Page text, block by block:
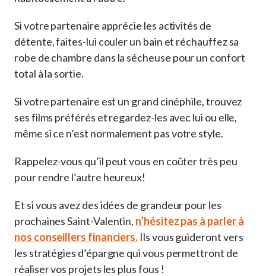
Si votre partenaire apprécie les activités de
détente, faites-lui couler un bain et réchauffez sa
robe de chambre dans la sécheuse pour un confort
total à la sortie.
Si votre partenaire est un grand cinéphile, trouvez
ses films préférés et regardez-les avec lui ou elle,
même si ce n’est normalement pas votre style.
Rappelez-vous qu’il peut vous en coûter très peu
pour rendre l’autre heureux!
Et si vous avez des idées de grandeur pour les
prochaines Saint-Valentin, n’hésitez pas à parler à
nos conseillers financiers. Ils vous guideront vers
les stratégies d’épargne qui vous permettront de
réaliser vos projets les plus fous !